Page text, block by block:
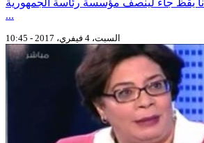
...
السبت، 4 فيفري، 2017 - 10:45